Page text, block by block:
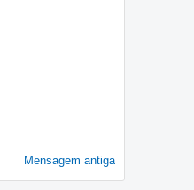
Mensagem antiga